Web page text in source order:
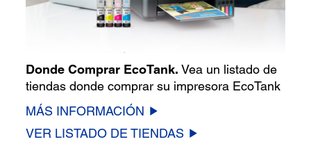
Donde Comprar EcoTank. Vea un listado de
tiendas donde comprar su impresora EcoTank
MÁS INFORMACIÓN
VER LISTADO DE TIENDAS